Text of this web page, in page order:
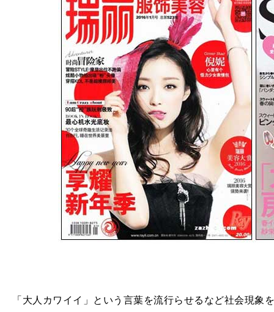
「大人カワイイ」という言葉を流行らせるなど社会現